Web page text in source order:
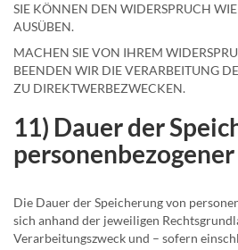
SIE KÖNNEN DEN WIDERSPRUCH
AUSÜBEN.
MACHEN SIE VON IHREM
BEENDEN WIR DIE VERARBEITUNG
ZU DIREKTWERBEZWECKEN.
11) Dauer der
Die Dauer der Speicherung von
sich anhand der jeweiligen
Verarbeitungszweck und – sofern